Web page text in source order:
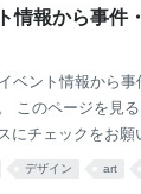
情報から事件
ベント情報から
このページを見
チェックをお願
のご契約や追加の
デザイン art